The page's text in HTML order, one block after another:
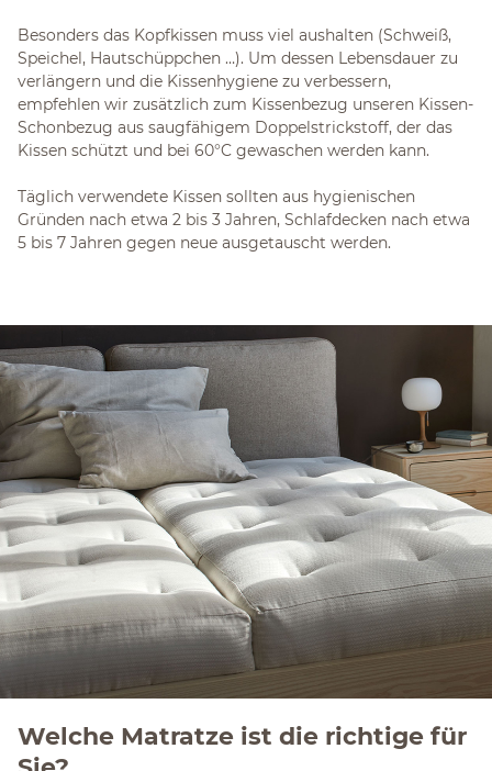
Besonders das Kopfkissen muss viel aushalten (Schweiß,
Speichel, Hautschüppchen …). Um dessen Lebensdauer zu
verlängern und die Kissenhygiene zu verbessern,
empfehlen wir zusätzlich zum Kissenbezug unseren Kissen-
Schonbezug aus saugfähigem Doppelstrickstoff, der das
Kissen schützt und bei 60°C gewaschen werden kann.
Täglich verwendete Kissen sollten aus hygienischen
Gründen nach etwa 2 bis 3 Jahren, Schlafdecken nach etwa
5 bis 7 Jahren gegen neue ausgetauscht werden.
Welche Matratze ist die richtige für